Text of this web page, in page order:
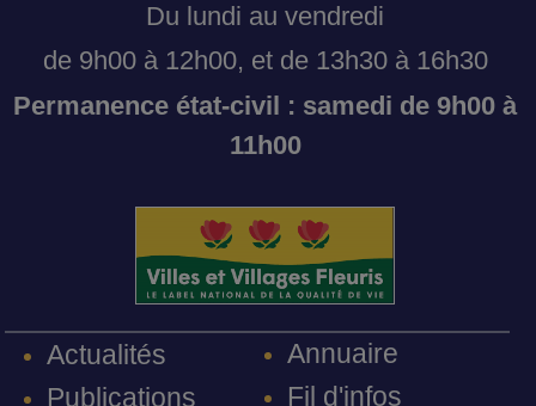
Du lundi au vendredi
de 9h00 à 12h00, et de 13h30 à 16h30
Permanence état-civil : samedi de 9h00 à
11h00
Actualités
Publications
Annuaire
Fil d'infos